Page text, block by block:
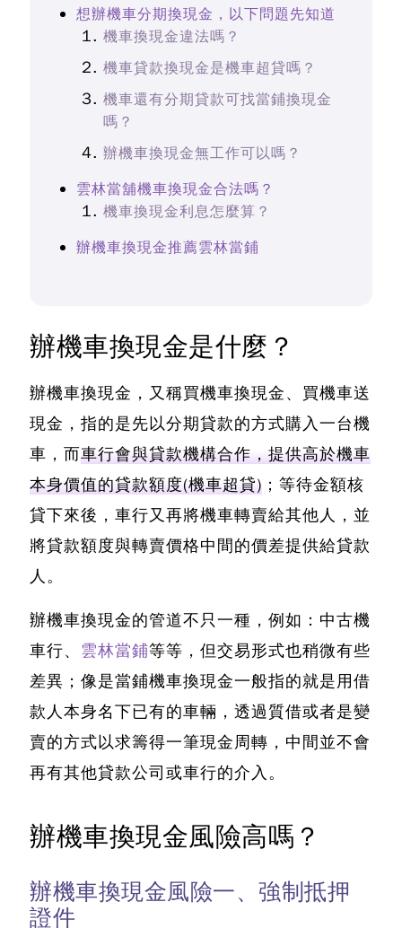
想辦機車分期換現金，以下問題先知道
機車換現金違法嗎？
機車貸款換現金是機車超貸嗎？
機車還有分期貸款可找當鋪換現金
嗎？
辦機車換現金無工作可以嗎？
雲林當舖機車換現金合法嗎？
機車換現金利息怎麼算？
辦機車換現金推薦雲林當鋪
辦機車換現金是什麼？
辦機車換現金，又稱買機車換現金、買機車送
現金 ，指的是先以分期貸款的方式購入一台機
車，而車行會與貸款機構合作，提供高於機車
本身價值的貸款額度(機車超貸) ；等待金額核
貸下來後，車行又再將機車轉賣給其他人，並
將貸款額度與轉賣價格中間的價差提供給貸款
人。
辦機車換現金的管道不只一種，例如：中古機
車行、 雲林當鋪等等，但交易形式也稍微有些
差異；像是當鋪機車換現金一般指的就是用借
款人本身名下已有的車輛，透過質借或者是變
賣的方式以求籌得一筆現金周轉 ，中間並不會
再有其他貸款公司或車行的介入。
辦機車換現金風險高嗎？
辦機車換現金風險一、強制抵押
證件